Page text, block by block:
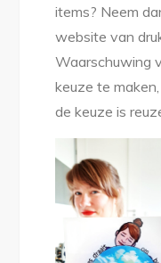
items? Neem
website van
Waarschuwing
keuze te
de keuze is